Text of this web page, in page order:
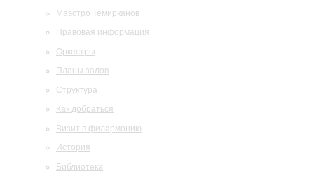
Маэстро Темирканов
Правовая информация
Оркестры
Планы залов
Структура
Как добраться
Визит в филармонию
История
Библиотека